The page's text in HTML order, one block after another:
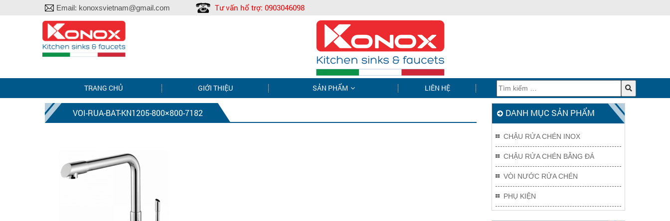
Email: konoxsvietnam@gmail.com Tư vấn hổ trợ: 0903046098
TRANG CHỦ GIỚI THIỆU SẢN PHẨM LIÊN HỆ
VOI-RUA-BAT-KN1205-800×800-7182 DANH MỤC SẢN PHẨM
CHẬU RỬA CHÉN INOX
CHẬU RỬA CHÉN BẰNG ĐÁ
VÒI NƯỚC RỬA CHÉN
PHỤ KIỆN